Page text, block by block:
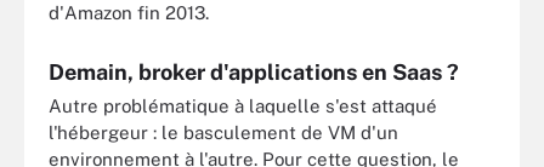
d'Amazon fin 2013.
Demain, broker d'applications en Saas ?
Autre problématique à laquelle s'est attaqué
l'hébergeur : le basculement de VM d'un
environnement à l'autre. Pour cette question, le